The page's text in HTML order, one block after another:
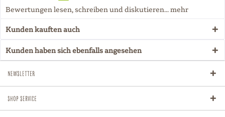
Bewertungen lesen, schreiben und diskutieren...mehr
Kunden kauften auch
Kunden haben sich ebenfalls angesehen
Newsletter
Shop Service